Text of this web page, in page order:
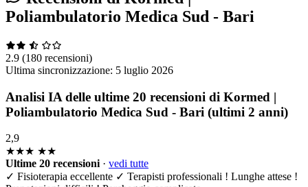
Poliambulatorio Medica Sud - Bari
2.9 (180 recensioni)
Ultima sincronizzazione: 5 luglio 2026
Analisi IA delle ultime 20 recensioni di Kormed |
Poliambulatorio Medica Sud - Bari (ultimi 2 anni)
2,9
★★★ ★★
Ultime 20 recensioni · vedi tutte
✓ Fisioterapia eccellente ✓ Terapisti professionali ! Lunghe attese !